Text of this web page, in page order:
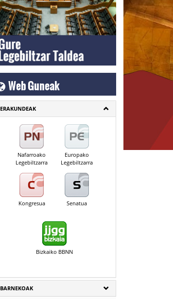
Web Guneak
ERAKUNDEAK
Nafarroako
Legebiltzarra
Europako
Legebiltzarra
Kongresua Senatua
Bizkaiko BBNN
BARNEKOAK